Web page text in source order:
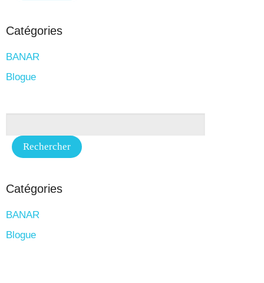
Catégories
BANAR
Blogue
Catégories
BANAR
Blogue